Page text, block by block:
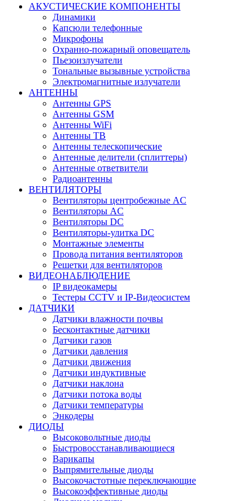
АКУСТИЧЕСКИЕ КОМПОНЕНТЫ
Динамики
Капсюли телефонные
Микрофоны
Охранно-пожарный оповещатель
Пьезоизлучатели
Тональные вызывные устройства
Электромагнитные излучатели
АНТЕННЫ
Антенны GPS
Антенны GSM
Антенны WiFi
Антенны ТВ
Антенны телескопические
Антенные делители (сплиттеры)
Антенные ответвители
Радиоантенны
ВЕНТИЛЯТОРЫ
Вентиляторы центробежные AC
Вентиляторы AC
Вентиляторы DC
Вентиляторы-улитка DC
Монтажные элементы
Провода питания вентиляторов
Решетки для вентиляторов
ВИДЕОНАБЛЮДЕНИЕ
IP видеокамеры
Тестеры CCTV и IP-Видеосистем
ДАТЧИКИ
Датчики влажности почвы
Бесконтактные датчики
Датчики газов
Датчики давления
Датчики движения
Датчики индуктивные
Датчики наклона
Датчики потока воды
Датчики температуры
Энкодеры
ДИОДЫ
Высоковольтные диоды
Быстровосстанавливающиеся
Варикапы
Выпрямительные диоды
Высокочастотные переключающие
Высокоэффективные диоды